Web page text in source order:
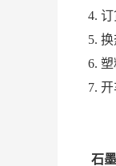
4.
5.
6.
7.
石